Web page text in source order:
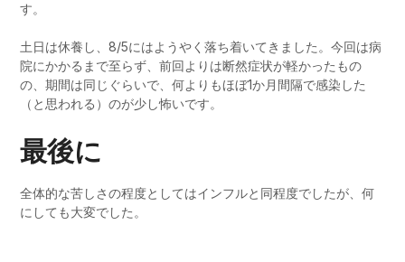
す。
土日は休養し、8/5にはようやく落ち着いてきました。今回は病
院にかかるまで至らず、前回よりは断然症状が軽かったもの
の、期間は同じぐらいで、何よりもほぼ1か月間隔で感染した
（と思われる）のが少し怖いです。
最後に
全体的な苦しさの程度としてはインフルと同程度でしたが、何
にしても大変でした。